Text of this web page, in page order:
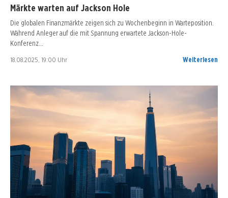
Märkte warten auf Jackson Hole
Die globalen Finanzmärkte zeigen sich zu Wochenbeginn in Warteposition.
Während Anleger auf die mit Spannung erwartete Jackson-Hole-
Konferenz…
18.08.2025, 19:00 Uhr Weiterlesen